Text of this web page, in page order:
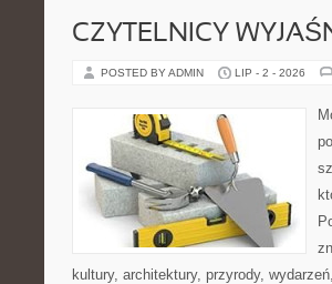
CZYTELNICY
POSTED BY ADMIN LIP - 2 - 2026
kultury, architektury, przyrody,